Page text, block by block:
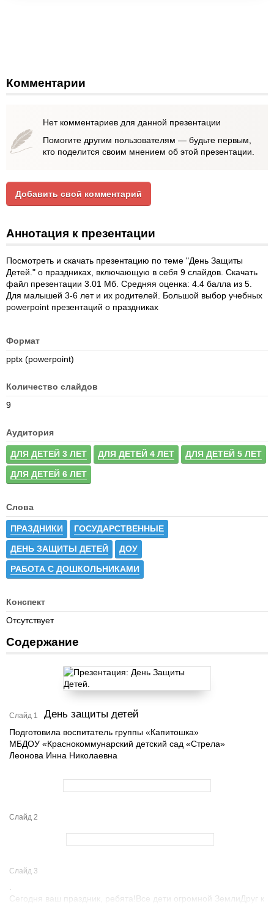
Комментарии
Нет комментариев для данной презентации
Помогите другим пользователям — будьте первым,
кто поделится своим мнением об этой презентации.
Добавить свой комментарий
Аннотация к презентации
Посмотреть и скачать презентацию по теме "День Защиты
Детей." о праздниках, включающую в себя 9 слайдов. Скачать
файл презентации 3.01 Мб. Средняя оценка: 4.4 балла из 5.
Для малышей 3-6 лет и их родителей. Большой выбор учебных
powerpoint презентаций о праздниках
Формат
pptx (powerpoint)
Количество слайдов
9
Аудитория
ДЛЯ ДЕТЕЙ 3 ЛЕТ ДЛЯ ДЕТЕЙ 4 ЛЕТ ДЛЯ ДЕТЕЙ 5 ЛЕТ
ДЛЯ ДЕТЕЙ 6 ЛЕТ
Слова
ПРАЗДНИКИ ГОСУДАРСТВЕННЫЕ
ДЕНЬ ЗАЩИТЫ ДЕТЕЙ ДОУ
РАБОТА С ДОШКОЛЬНИКАМИ
Конспект
Отсутствует
Содержание
Слайд 1 День защиты детей
Подготовила воспитатель группы «Капитошка»
МБДОУ «Краснокоммунарский детский сад «Стрела»
Леонова Инна Николаевна
Слайд 2
Слайд 3
Сегодня ваш праздник, ребята!Все дети огромной ЗемлиДруг к